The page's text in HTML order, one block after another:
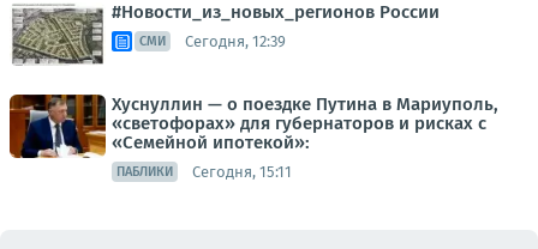
#Новости_из_новых_регионов России
СМИ Сегодня, 12:39
Хуснуллин — о поездке Путина в Мариуполь,
«светофорах» для губернаторов и рисках с
«Семейной ипотекой»:
ПАБЛИКИ Сегодня, 15:11